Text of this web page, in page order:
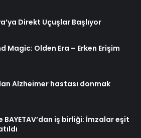
Direkt Uçuşlar Başlıyor
Magic: Olden Era – Erken Erişim
Alzheimer hastası donmak
BAYETAV’dan iş birliği: İmzalar eşit